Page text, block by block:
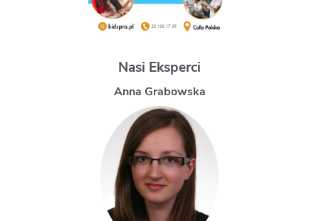
Nasi Eksperci
Magdalena Uchman